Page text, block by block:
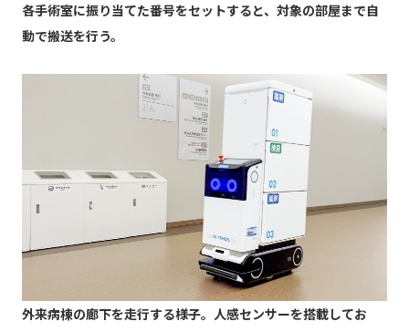
各手術室に振り当てた番号をセットすると、対象の部屋まで自
動で搬送を行う。
外来病棟の廊下を走行する様子。人感センサーを搭載してお